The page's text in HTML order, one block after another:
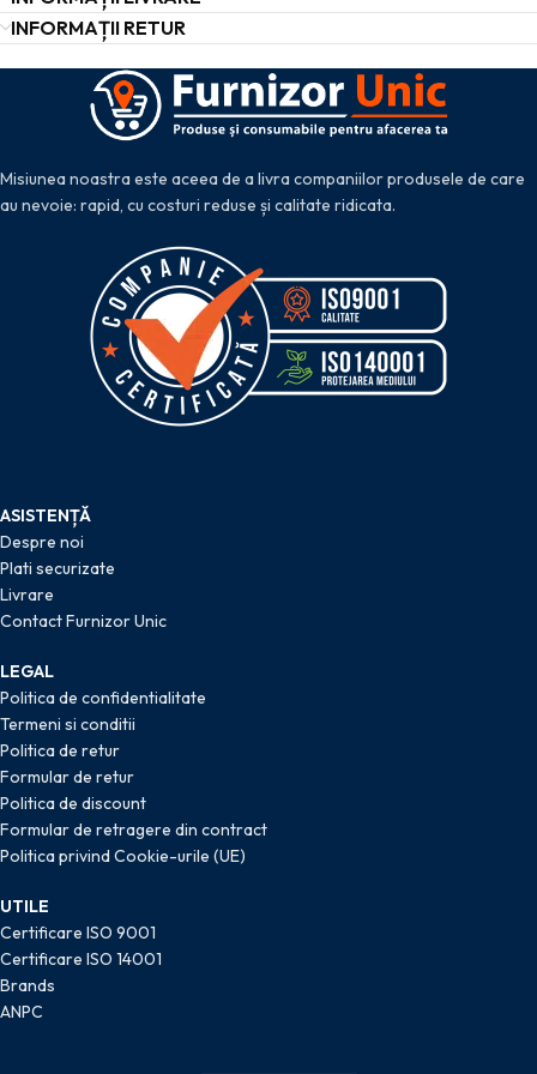
INFORMAȚII RETUR
Misiunea noastra este aceea de a livra companiilor produsele de care
au nevoie: rapid, cu costuri reduse și calitate ridicata.
ASISTENȚĂ
Despre noi
Plati securizate
Livrare
Contact Furnizor Unic
LEGAL
Politica de confidentialitate
Termeni si conditii
Politica de retur
Formular de retur
Politica de discount
Formular de retragere din contract
Politica privind Cookie-urile (UE)
UTILE
Certificare ISO 9001
Certificare ISO 14001
Brands
ANPC